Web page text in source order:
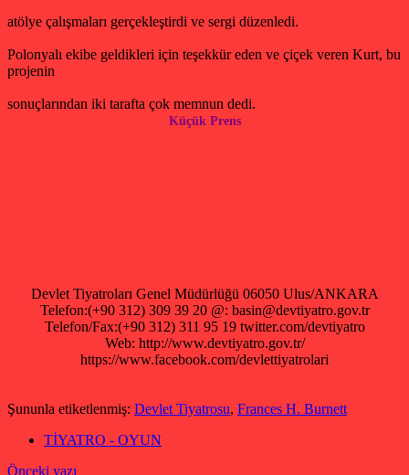
atölye çalışmaları gerçekleştirdi ve sergi düzenledi.
Polonyalı ekibe geldikleri için teşekkür eden ve çiçek veren Kurt, bu
projenin
sonuçlarından iki tarafta çok memnun dedi.
Küçük Prens
Devlet Tiyatroları Genel Müdürlüğü 06050 Ulus/ANKARA
Telefon:(+90 312) 309 39 20 @: basin@devtiyatro.gov.tr
Telefon/Fax:(+90 312) 311 95 19 twitter.com/devtiyatro
Web: http://www.devtiyatro.gov.tr/
https://www.facebook.com/devlettiyatrolari
Şununla etiketlenmiş: Devlet Tiyatrosu, Frances H. Burnett
TİYATRO - OYUN
Önceki yazı